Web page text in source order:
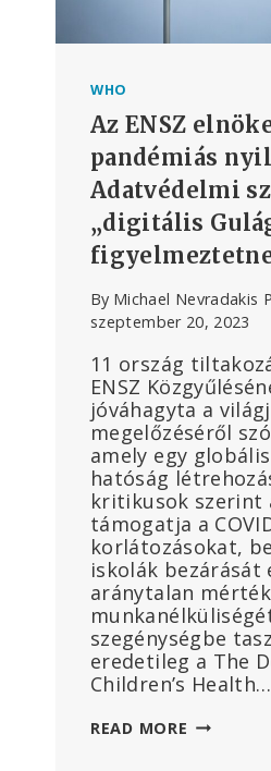
WHO
Az ENSZ
pandémiás
Adatvédelmi
„digitális
By Michael Nevradakis
szeptember 20, 2023
11 ország
ENSZ
jóváhagyta a
megelőzéséről
amely egy
hatóság
kritikusok szerint
támogatja a
korlátozásokat,
iskolák bezárását
aránytalan
szegénységbe
eredetileg a The
Children’s Health…
READ MORE AZ